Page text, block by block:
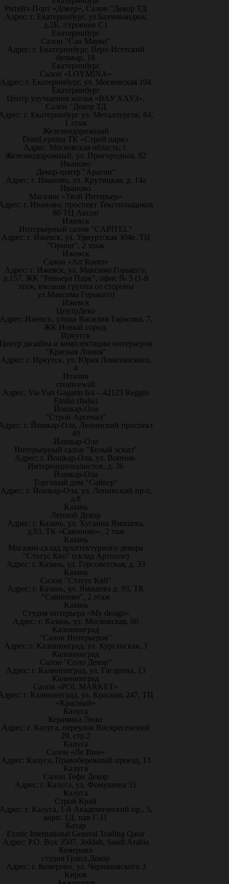
Ритейл-Порт «Докер», Салон "Декор ТД
Адрес: г. Екатеринбург, ул.Бахчиванджи,
д.2Б, /строение С1
Екатеринбург
Салон "Сан Марко"
Адрес: г. Екатеринбург, Верх-Исетский
бульвар, 18
Екатеринбург
Салон «LOYMINA»
Адрес: г. Екатеринбург, ул. Московская 194
Екатеринбург
Центр улучшения жилья «ВАУ ХАУЗ»,
Салон "Декор ТД
г. Екатеринбург ул. Металлургов, 84,
1 этаж
Железнодорожный
DomLepnina ТК «Строй парк»
Адрес: Московская область, г.
Железнодорожный, ул. Пригородная, 92
Иваново
Декор-центр "Арагон"
Адрес: г. Иваново, ул. Крутицкая, д. 14а
Иваново
Магазин «Твой Интерьер»
г. Иваново, проспект Текстильщиков
80 ТЦ Аксон
Ижевск
Интерьерный салон "CAPITEL"
Адрес: г. Ижевск, ул. Удмуртская 304е, ТЦ
"Орион", 2 этаж
Ижевск
Салон «Art Room»
Адрес: г. Ижевск, ул. Максима Горького,
д.157, ЖК "Ривьера Парк", офис № 5 (1-й
этаж, входная группа со стороны
ул.Максима Горького)
Ижевск
ЦентрДеко
Ижевск, улица Василия Тарасова, 7,
ЖК Новый город.
Иркутск
дизайна и комплектации интерьеров
"Красная Линия"
Адрес: г. Иркутск, ул. Юрия Левитанского,
4
Италия
creativewall
Адрес: Via Yuri Gagarin 6/a – 42123 Reggio
Emilia (Italia)
Йошкар-Ола
"Строй Арсенал"
г. Йошкар-Ола, Ленинский проспект
49
Йошкар-Ола
Интерьерный салон "Белый эскиз"
Адрес: г. Йошкар-Ола, ул. Воинов-
Интернационалистов, д. 36
Йошкар-Ола
Торговый дом "Сайвер"
Адрес: г. Йошкар-Ола, ул. Ленинский пр-т,
д.8
Казань
Лепной Декор
Адрес: г. Казань, ул. Хусаина Ямашева,
д.93, ТК «Савиново», 2 таж
Казань
Магазин-склад архитектурного декора
"Статус Кво" (склад Артполе)
Адрес: г. Казань, ул. Горсоветская, д. 33
Казань
Салон "Статус Кв0"
Адрес: г. Казань, ул. Ямашева д. 93, ТК
"Савиново", 2 этаж
Казань
Студия интерьера «My design»
Адрес: г. Казань, ул. Московская, 60
Калининград
"Салон Интерьеров"
Адрес: г. Калининград, ул. Курганская, 3
Калининград
Салон "Соло Декор"
Адрес: г. Калининград, ул. Гагарина, 13
Калининград
Салон «POL MARKET»
г. Калининград, ул. Красная, 247, ТЦ
«Красный»
Калуга
Керамика Люкс
Адрес: г. Калуга, переулок Воскресенский
29, стр.2
Калуга
Салон «Ле Вин»
Адрес: Калуга, Правобережный проезд, 13
Калуга
Салон Тефи Декор
Адрес: г. Калуга, ул. Фомушина 31
Калуга
Строй Край
г. Калуга, 1-й Академический пр., 5,
корп. 1Д, пав Г-11
Катар
Exotic International General Trading Qatar
Адрес: P.O. Box 3507, Jeddah, Saudi Arabia
Кемерово
студия Гранд Декор
Адрес: г. Кемерово, ул. Черняховского 3
Киров